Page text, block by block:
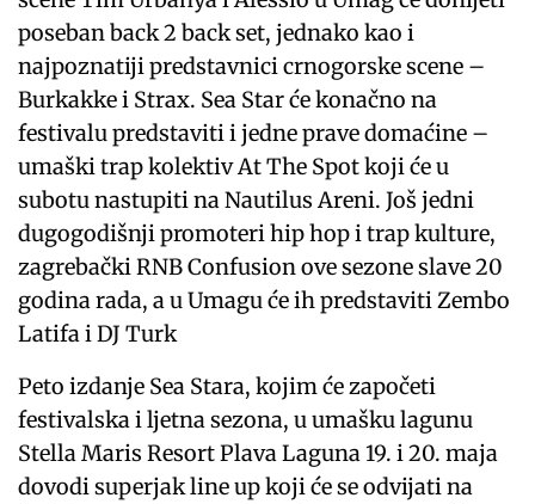
poseban back 2 back set, jednako kao i
najpoznatiji predstavnici crnogorske scene –
Burkakke i Strax. Sea Star će konačno na
festivalu predstaviti i jedne prave domaćine –
umaški trap kolektiv At The Spot koji će u
subotu nastupiti na Nautilus Areni. Još jedni
dugogodišnji promoteri hip hop i trap kulture,
zagrebački RNB Confusion ove sezone slave 20
godina rada, a u Umagu će ih predstaviti Zembo
Latifa i DJ Turk
Peto izdanje Sea Stara, kojim će započeti
festivalska i ljetna sezona, u umašku lagunu
Stella Maris Resort Plava Laguna 19. i 20. maja
dovodi superjak line up koji će se odvijati na